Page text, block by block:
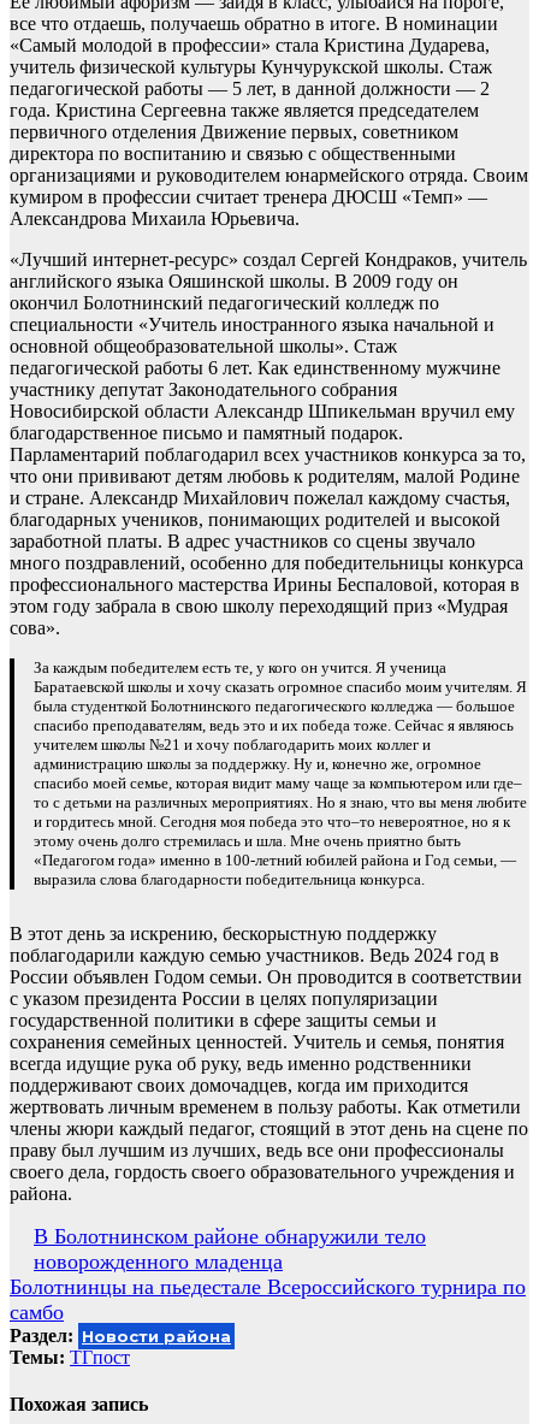
все что отдаешь, получаешь обратно в итоге. В номинации
«Самый молодой в профессии» стала Кристина Дударева,
учитель физической культуры Кунчурукской школы. Стаж
педагогической работы — 5 лет, в данной должности — 2
года. Кристина Сергеевна также является председателем
первичного отделения Движение первых, советником
директора по воспитанию и связью с общественными
организациями и руководителем юнармейского отряда. Своим
кумиром в профессии считает тренера ДЮСШ «Темп» —
Александрова Михаила Юрьевича.
«Лучший интернет-ресурс» создал Сергей Кондраков, учитель
английского языка Ояшинской школы. В 2009 году он
окончил Болотнинский педагогический колледж по
специальности «Учитель иностранного языка начальной и
основной общеобразовательной школы». Стаж
педагогической работы 6 лет. Как единственному мужчине
участнику депутат Законодательного собрания
Новосибирской области Александр Шпикельман вручил ему
благодарственное письмо и памятный подарок.
Парламентарий поблагодарил всех участников конкурса за то,
что они прививают детям любовь к родителям, малой Родине
и стране. Александр Михайлович пожелал каждому счастья,
благодарных учеников, понимающих родителей и высокой
заработной платы. В адрес участников со сцены звучало
много поздравлений, особенно для победительницы конкурса
профессионального мастерства Ирины Беспаловой, которая в
этом году забрала в свою школу переходящий приз «Мудрая
сова».
За каждым победителем есть те, у кого он учится. Я ученица
Баратаевской школы и хочу сказать огромное спасибо моим учителям. Я
была студенткой Болотнинского педагогического колледжа — большое
спасибо преподавателям, ведь это и их победа тоже. Сейчас я являюсь
учителем школы №21 и хочу поблагодарить моих коллег и
администрацию школы за поддержку. Ну и, конечно же, огромное
спасибо моей семье, которая видит маму чаще за компьютером или где–
то с детьми на различных мероприятиях. Но я знаю, что вы меня любите
и гордитесь мной. Сегодня моя победа это что–то невероятное, но я к
этому очень долго стремилась и шла. Мне очень приятно быть
«Педагогом года» именно в 100-летний юбилей района и Год семьи, —
выразила слова благодарности победительница конкурса.
В этот день за искрению, бескорыстную поддержку
поблагодарили каждую семью участников. Ведь 2024 год в
России объявлен Годом семьи. Он проводится в соответствии
с указом президента России в целях популяризации
государственной политики в сфере защиты семьи и
сохранения семейных ценностей. Учитель и семья, понятия
всегда идущие рука об руку, ведь именно родственники
поддерживают своих домочадцев, когда им приходится
жертвовать личным временем в пользу работы. Как отметили
члены жюри каждый педагог, стоящий в этот день на сцене по
праву был лучшим из лучших, ведь все они профессионалы
своего дела, гордость своего образовательного учреждения и
района.
Навигация
по
записям
В Болотнинском районе обнаружили тело
новорожденного младенца
Болотнинцы на пьедестале Всероссийского турнира по
самбо
Раздел: Новости района
Темы: ТГпост
Похожая запись